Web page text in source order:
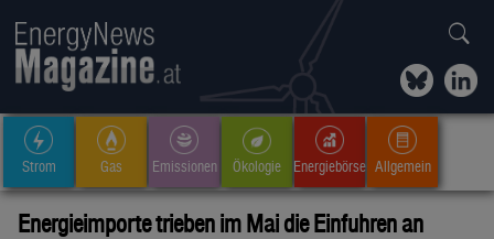
Strom Gas Emissionen Ökologie Energiebörse Allgemein
Energieimporte trieben im Mai die Einfuhren an